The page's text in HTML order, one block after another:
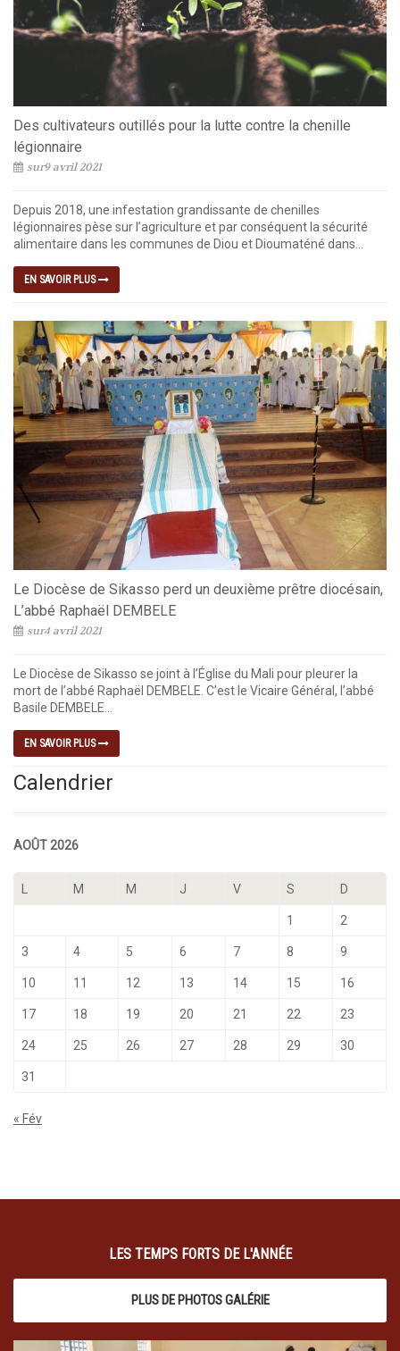
Des cultivateurs outillés pour la lutte contre la chenille
légionnaire
sur9 avril 2021
Depuis 2018, une infestation grandissante de chenilles
légionnaires pèse sur l’agriculture et par conséquent la sécurité
alimentaire dans les communes de Diou et Dioumaténé dans...
EN SAVOIR PLUS
Le Diocèse de Sikasso perd un deuxième prêtre diocésain,
L’abbé Raphaël DEMBELE
sur4 avril 2021
Le Diocèse de Sikasso se joint à l’Église du Mali pour pleurer la
mort de l’abbé Raphaël DEMBELE. C’est le Vicaire Général, l’abbé
Basile DEMBELE...
EN SAVOIR PLUS
Calendrier
AOÛT 2026
M M J V S D
1 2
3 4 5 6 7 8 9
10 11 12 13 14 15 16
17 18 19 20 21 22 23
24 25 26 27 28 29 30
31
« Fév
LES TEMPS FORTS DE L'ANNÉE
PLUS DE PHOTOS GALÉRIE